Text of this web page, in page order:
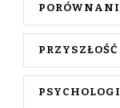
PRZYSZŁOŚĆ